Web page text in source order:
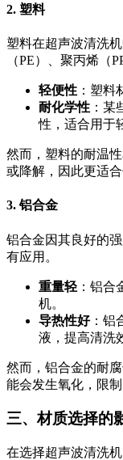
2. 塑料
塑料在超声波清洗
（PE）、聚丙烯（
轻便性 ：塑料
耐化学性 ：
性，适合用于
然而，塑料的耐温
或降解，因此更适
3. 铝合金
铝合金因其良好的
有应用。
重量轻 ：铝
机。
导热性好：铝
液，提高清洗
然而，铝合金的耐
能会发生氧化，限制
三、材质选择的
在选择超声波清洗